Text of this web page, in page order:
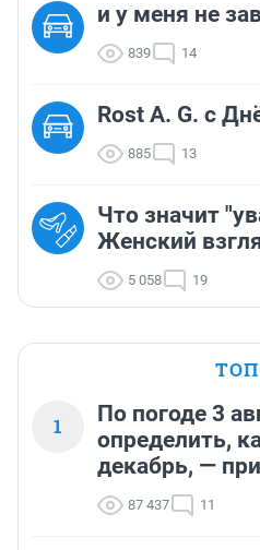
и у меня не
839 14
Rost A. G. с
885 13
Что значит
Женский
5 058 19
ТОП
1
По погоде 3
определить,
декабрь, —
87 437 11